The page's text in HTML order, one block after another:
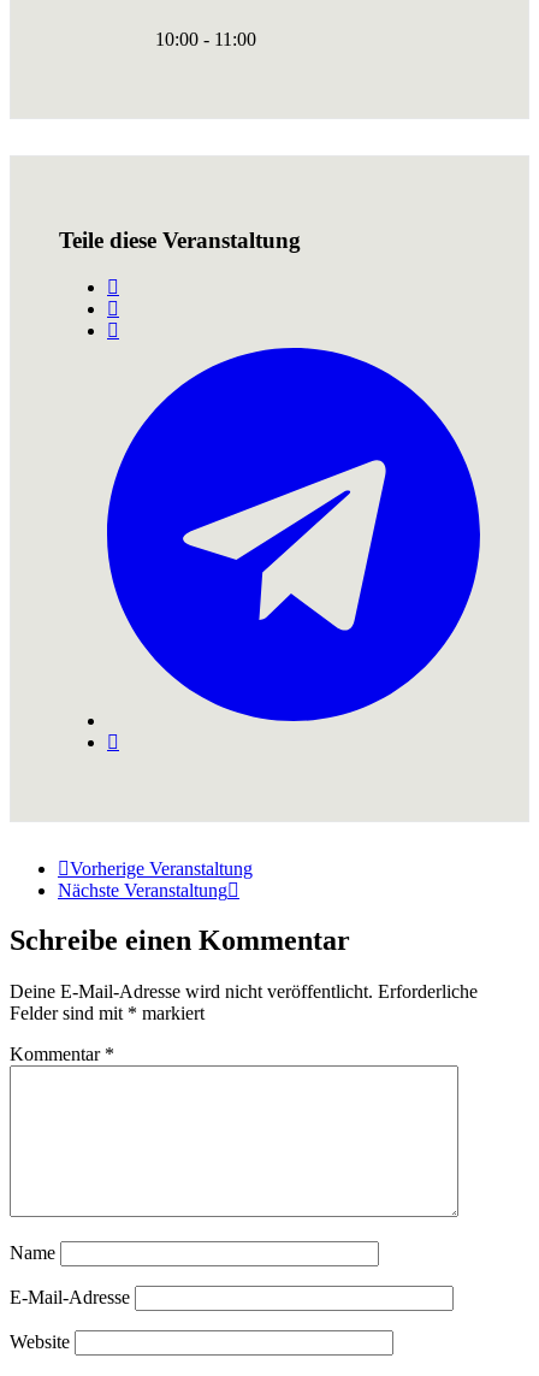
10:00 - 11:00
Teile diese Veranstaltung
Vorherige Veranstaltung
Nächste Veranstaltung
Schreibe einen Kommentar
Deine E-Mail-Adresse wird nicht veröffentlicht. Erforderliche
Felder sind mit * markiert
Kommentar *
Name
E-Mail-Adresse
Website